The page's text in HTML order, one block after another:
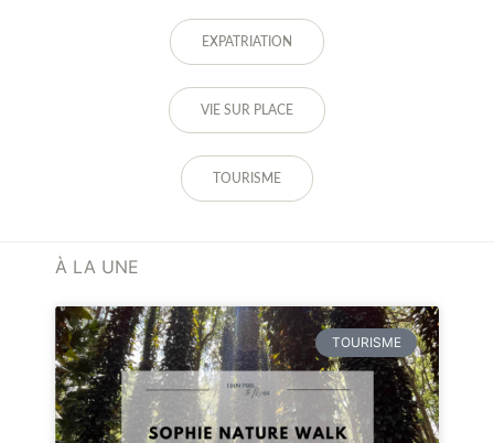
EXPATRIATION
VIE SUR PLACE
TOURISME
À LA UNE
TOURISME